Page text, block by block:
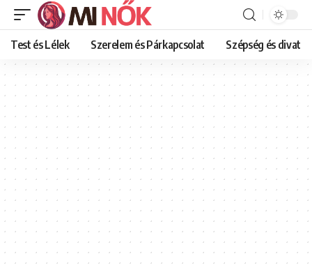
Test és Lélek Szerelem és Párkapcsolat Szépség és divat